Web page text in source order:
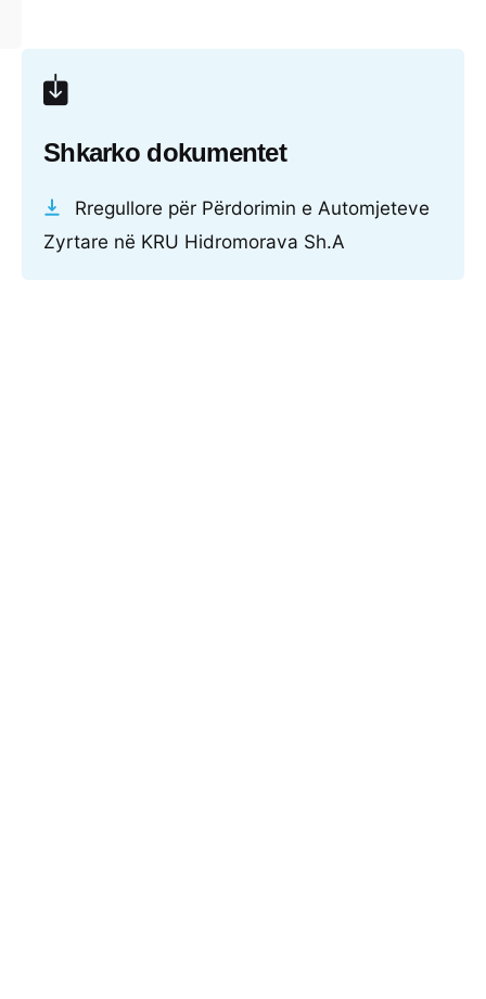
Shkarko dokumentet
Rregullore për Përdorimin e Automjeteve
Zyrtare në KRU Hidromorava Sh.A